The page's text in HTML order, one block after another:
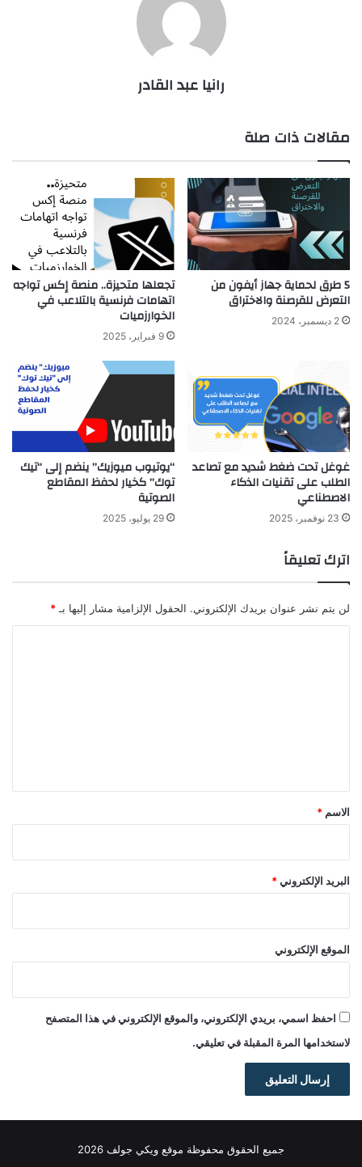
رانيا عبد القادر
مقالات ذات صلة
5 طرق لحماية جهاز أيفون من
التعرض للقرصنة والاختراق
2 ديسمبر، 2024
تجعلها متحيزة.. منصة إكس تواجه
اتهامات فرنسية بالتلاعب في
الخوارزميات
9 فبراير، 2025
غوغل تحت ضغط شديد مع تصاعد
الطلب على تقنيات الذكاء
الاصطناعي
23 نوفمبر، 2025
“يوتيوب ميوزيك” ينضم إلى “تيك
توك” كخيار لحفظ المقاطع
الصوتية
29 يوليو، 2025
اترك تعليقاً
لن يتم نشر عنوان بريدك الإلكتروني. الحقول الإلزامية مشار إليها بـ *
*
الاسم *
البريد الإلكتروني *
الموقع الإلكتروني
احفظ اسمي، بريدي الإلكتروني، والموقع الإلكتروني في هذا المتصفح
لاستخدامها المرة المقبلة في تعليقي.
جميع الحقوق محفوظة موقع ويكي جولف 2026